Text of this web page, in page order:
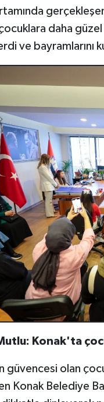
daha güzel
ve bayramlarını
Konak'ta
güvencesi olan
Konak Belediye